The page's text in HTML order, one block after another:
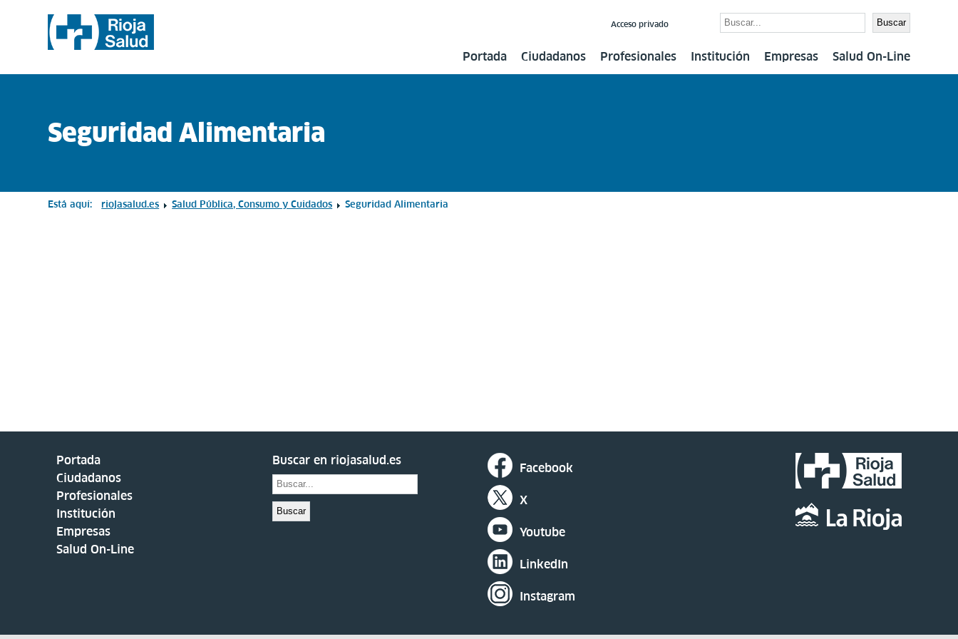
Buscar
Acceso privado
Portada Ciudadanos Profesionales Institución Empresas Salud On-Line
Seguridad Alimentaria
Está aquí: riojasalud.es Salud Pública, Consumo y Cuidados Seguridad Alimentaria
Portada
Ciudadanos
Profesionales
Institución
Empresas
Salud On-Line
Buscar en riojasalud.es
Buscar
Facebook
X
Youtube
LinkedIn
Instagram